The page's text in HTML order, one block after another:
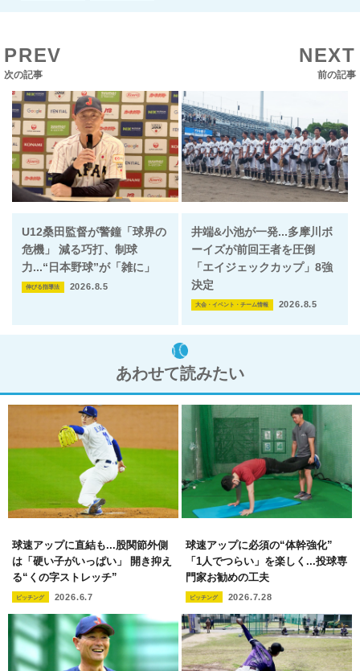
PREV
次の記事
NEXT
前の記事
U12桑田監督が警鐘「球界の
危機」 減る巧打、制球
力...“日本野球”が「雑に」
伸びる指導法 2026.8.5
井端&小池が一発...多摩川ボ
ーイズが前回王者を圧倒
「エイジェックカップ」8強
決定
大会・イベント・チーム情報 2026.8.5
あわせて読みたい
球速アップに直結も...股関節外側
は「硬い子がいっぱい」 開き抑え
る“くの字ストレッチ”
ピッチング 2026.6.7
球速アップに必須の“体幹強化”
「1人でつらい」を楽しく...投球専
門家お勧めの工夫
ピッチング 2026.7.28